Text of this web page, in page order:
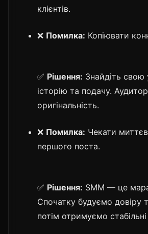
клієнтів.
❌ Помилка: Копіювати
✅ Рішення: Знайдіть свою
історію та подачу.
оригінальність.
❌ Помилка: Чекати
першого поста.
✅ Рішення: SMM — це
Спочатку будуємо довіру
потім отримуємо